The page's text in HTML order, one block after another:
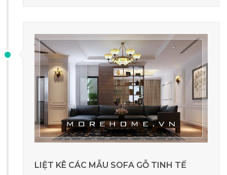
LIỆT KÊ CÁC MẪU SOFA GỖ TINH TẾ